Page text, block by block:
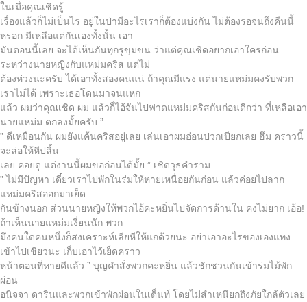
ในเมื่อคุณเชิดรู้
เรื่องแล้วก็ไม่เป็นไร อยู่ในป่ามีอะไรเราก็ต้องแบ่งกัน ไม่ต้องรอจนถึงคืนนี้
หรอก มีเหลือแต่กันเองทั้งนั้น เอา
มันตอนนี้เลย จะได้เห็นกันทุกรูขุมขน ว่าแต่คุณเชิดอยากเอาใครก่อน
ระหว่างนายหญิงกับแหม่มคริส แต่ไม่
ต้องห่วงนะครับ ได้เอาทั้งสองคนแน่ ถ้าคุณมีแรง แต่นายแหม่มคงรับพวก
เราไม่ได้ เพราะเธอโดนมาจนแหก
แล้ว ผมว่าคุณเชิด ผม แล้วก็ไอ้จันไปฟาดแหม่มคริสกันก่อนดีกว่า ที่เหลือเอา
นายแหม่ม ตกลงมั้ยครับ ”
” ดีเหมือนกัน ผมยังแค้นคริสอยู่เลย เล่นเอาผมอ่อนปวกเปียกเลย ฮึม คราวนี้
จะล่อให้หีปลิ้น
เลย คอยดู แต่งานนี้ผมขอก่อนได้มั้ย ” เชิดวุธคำราม
” ไม่มีปัญหา เดี๋ยวเราไปพักในร่มให้หายเหนื่อยกันก่อน แล้วค่อยไปลาก
แหม่มคริสออกมาเย็ด
กันข้างนอก ส่วนนายหญิงให้พวกไอ้คะหยิ่นไปจัดการด้านใน คงไม่ยาก เอ้อ!
ถ้าเห็นนายแหม่มเงี่ยนนัก พวก
มึงคนใดคนหนึ่งก็สงเคราะห์เลียหีให้แกด้วยนะ อย่าเอาอะไรของเองแทง
เข้าไปเชียวนะ เก็บเอาไว้เย็ดคราว
หน้าตอนที่หายดีแล้ว ” บุญคำสั่งพวกคะหยิ่น แล้วชักชวนกันเข้าร่มไม้พัก
ผ่อน
อนิจจา ดารินและพวกเข้าพักผ่อนในเต็นท์ โดยไม่สำเหนียกถึงภัยใกล้ตัวเลย